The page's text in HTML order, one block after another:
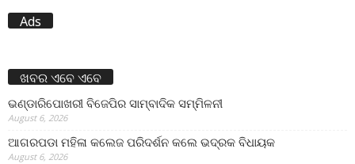
Ads
ଖବର ଏବେ ଏବେ
ଭଣ୍ଡାରିପୋଖରୀ ବିଜେପିର ସାମ୍ବାଦିକ ସମ୍ମିଳନୀ
August 6, 2026
ଆଗରପଡା ମହିଳା କଲେଜ ପରିଦର୍ଶନ କଲେ ଭଦ୍ରକ ବିଧାୟକ
August 6, 2026